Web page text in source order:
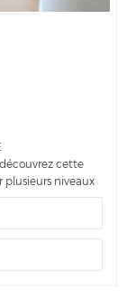
cette
plusieurs niveaux